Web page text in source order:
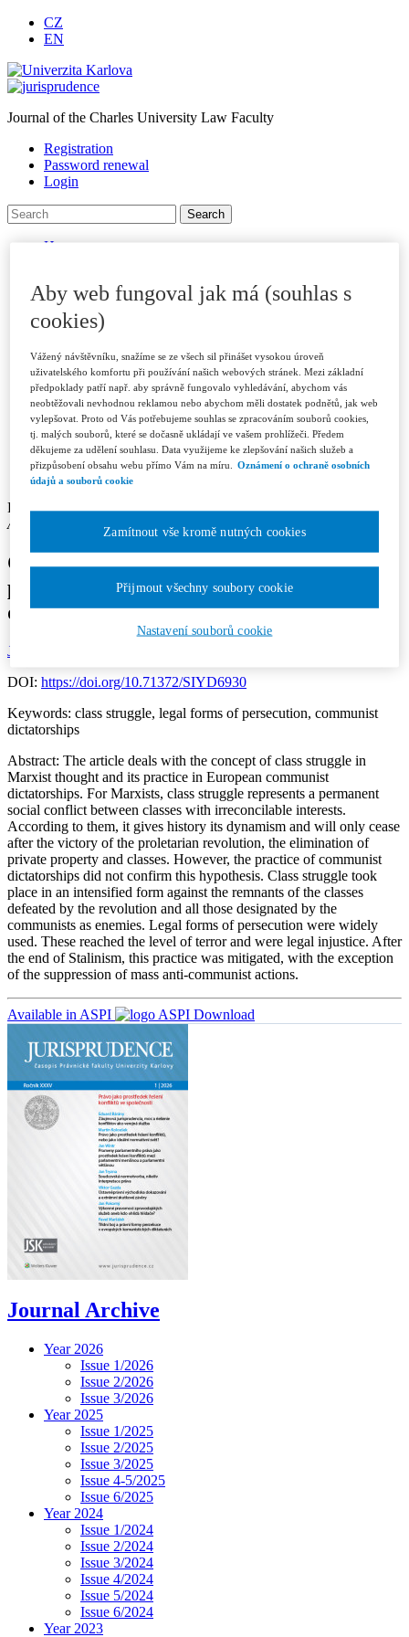
CZ
EN
Journal of the Charles University Law Faculty
Registration
Password renewal
Login
Homepage
For authors
Submitting Papers
Publication Criteria
Examples of Citations
Peer Review Process
Code of Ethics
Contacts
Licence and Royalty Terms and Conditions
Editorial board
Contacts
Subscription
Pavel Maršálek
Author’s affiliation: Faculty of Law, Charles University in Prague
Class struggle and legal forms of
persecution in European communist
dictatorships
Jurisprudence 1/2026
DOI: https://doi.org/10.71372/SIYD6930
Keywords: class struggle, legal forms of persecution, communist
dictatorships
Abstract: The article deals with the concept of class struggle in
Marxist thought and its practice in European communist
dictatorships. For Marxists, class struggle represents a permanent
social conflict between classes with irreconcilable interests.
According to them, it gives history its dynamism and will only cease
after the victory of the proletarian revolution, the elimination of
private property and classes. However, the practice of communist
dictatorships did not confirm this hypothesis. Class struggle took
place in an intensified form against the remnants of the classes
defeated by the revolution and all those designated by the
communists as enemies. Legal forms of persecution were widely
used. These reached the level of terror and were legal injustice. After
the end of Stalinism, this practice was mitigated, with the exception
of the suppression of mass anti-communist actions.
Available in ASPI Download
Journal Archive
Year 2026
Issue 1/2026
Issue 2/2026
Issue 3/2026
Year 2025
Issue 1/2025
Issue 2/2025
Issue 3/2025
Issue 4-5/2025
Issue 6/2025
Year 2024
Issue 1/2024
Issue 2/2024
Issue 3/2024
Issue 4/2024
Issue 5/2024
Issue 6/2024
Year 2023
Aby web fungoval jak má (souhlas s
cookies)
Vážený návštěvníku, snažíme se ze všech sil přinášet vysokou úroveň
uživatelského komfortu při používání našich webových stránek. Mezi základní
předpoklady patří např. aby správně fungovalo vyhledávání, abychom vás
neobtěžovali nevhodnou reklamou nebo abychom měli dostatek podnětů, jak web
vylepšovat. Proto od Vás potřebujeme souhlas se zpracováním souborů cookies,
tj. malých souborů, které se dočasně ukládají ve vašem prohlížeči. Předem
děkujeme za udělení souhlasu. Data využijeme ke zlepšování našich služeb a
přizpůsobení obsahu webu přímo Vám na míru.
Oznámení o ochraně osobních
údajů a souborů cookie
Nastavení souborů cookie
Zamítnout vše kromě nutných cookies
Přijmout všechny soubory cookie